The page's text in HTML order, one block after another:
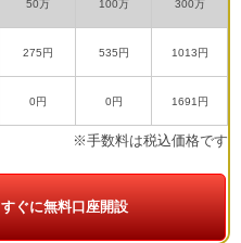
50万 100万 300万
275円 535円 1013円
0円 0円 1691円
※手数料は税込価格です
すぐに無料口座開設